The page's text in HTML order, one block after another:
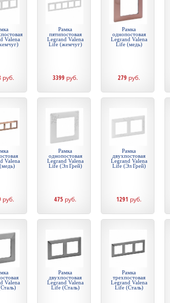
Valena
руб.
Рамка
пятипостовая
Legrand Valena
Life (жемчуг)
3399 руб.
Рамка
однопостовая
Legrand Valena
Life (медь)
279 руб.
Valena
руб.
Рамка
однопостовая
Legrand Valena
Life (Эл Грей)
475 руб.
Рамка
двухпостовая
Legrand Valena
Life (Эл Грей)
1291 руб.
Valena
Рамка
двухпостовая
Legrand Valena
Life (Сталь)
Рамка
трехпостовая
Legrand Valena
Life (Сталь)